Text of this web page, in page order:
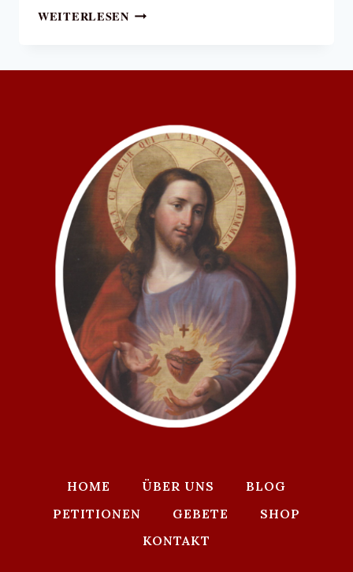
WEITERLESENHERZ
VERTRAUE
HOME ÜBER UNS
BLOG
PETITIONEN
GEBETE
SHOP
KONTAKT